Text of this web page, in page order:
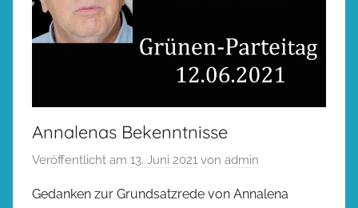
Annalenas Bekenntnisse
Veröffentlicht am 13. Juni 2021 von admin
Gedanken zur Grundsatzrede von Annalena